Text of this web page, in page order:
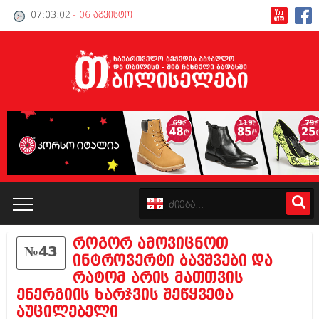
07:03:02 - 06 აგვისტო
კატალოგი
პოლიტიკა
ინტერვიუები
№43
როგორ ამოვიცნოთ
ინტროვერტი ბავშვები და
რატომ არის მათთვის
ენერგიის ხარჯვის შეწყვეტა
აუცილებელი